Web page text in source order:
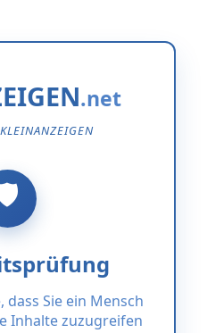
dass Sie ein Mensch
Inhalte zuzugreifen